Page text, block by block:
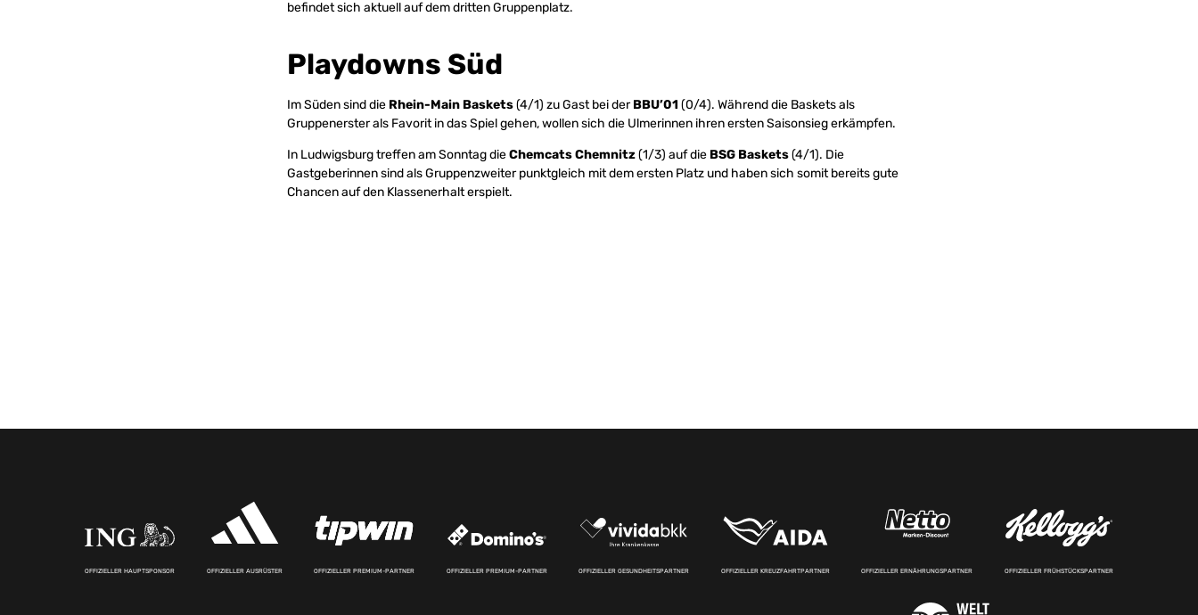
befindet sich aktuell auf dem dritten Gruppenplatz.
Playdowns Süd
Im Süden sind die Rhein-Main Baskets(4/1) zu Gast bei derBBU’01 (0/4). Während die Baskets als
Gruppenerster als Favorit in das Spiel gehen, wollen sich die Ulmerinnen ihren ersten Saisonsieg erkämpfen.
In Ludwigsburg treffen am Sonntag dieChemcats Chemnitz(1/3) auf die BSG Baskets(4/1). Die
Gastgeberinnen sind als Gruppenzweiter punktgleich mit dem ersten Platz und haben sich somit bereits gute
Chancen auf den Klassenerhalt erspielt.
OFFIZIELLER HAUPTSPONSOR OFFIZIELLER AUSRÜSTER OFFIZIELLER PREMIUM-PARTNER OFFIZIELLER PREMIUM-PARTNER OFFIZIELLER GESUNDHEITSPARTNER OFFIZIELLER KREUZFAHRTPARTNER OFFIZIELLER ERNÄHRUNGSPARTNER OFFIZIELLER FRÜHSTÜCKSPARTNER